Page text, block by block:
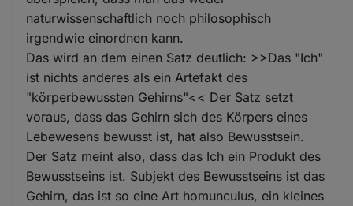
naturwissenschaftlich noch philosophisch
irgendwie einordnen kann.
Das wird an dem einen Satz deutlich: >>Das "Ich"
ist nichts anderes als ein Artefakt des
"körperbewussten Gehirns"<< Der Satz setzt
voraus, dass das Gehirn sich des Körpers eines
Lebewesens bewusst ist, hat also Bewusstsein.
Der Satz meint also, dass das Ich ein Produkt des
Bewusstseins ist. Subjekt des Bewusstseins ist das
Gehirn, das ist so eine Art homunculus, ein kleines